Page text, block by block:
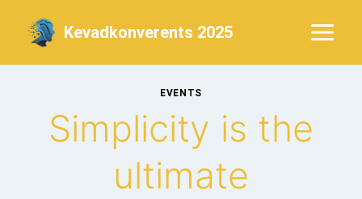
Kevadkonverents 2025
EVENTS
Simplicity is the
ultimate